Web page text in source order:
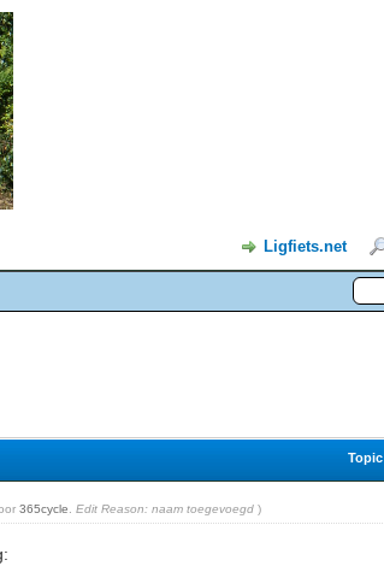
Ligfiets.net
365cycle Edit Reason: naam toegevoegd )